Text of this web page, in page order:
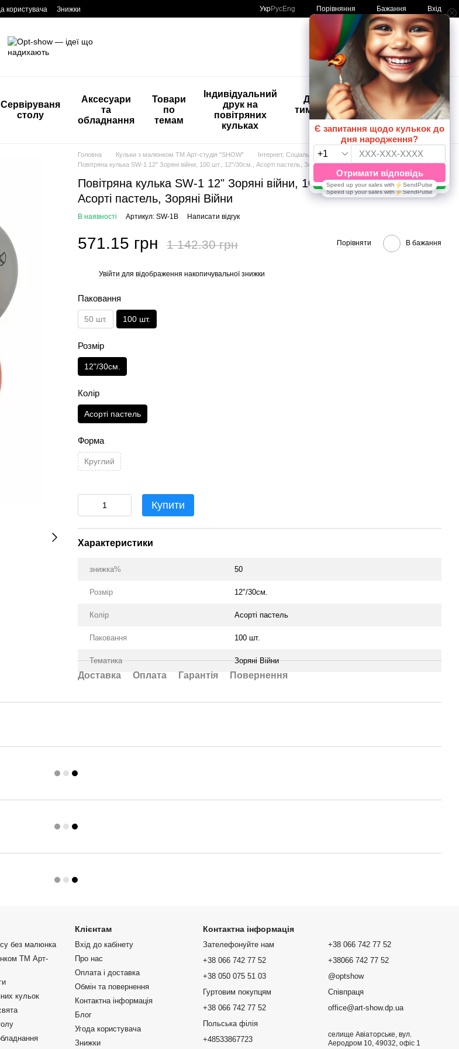
користувача Знижки УкрРусEng Порівняння Бажання Вхід
Мій кошик
Сервіруваня
столу
Аксесуари
та
обладнання
Товари
по
темам
Індивідуальний
друк на
повітряних
кульках
Дитяче
тимчасове
тату
🚨🚨🚨
Розпродаж
Кульки з
друком😀
🎈
Головна Кульки з малюнком ТМ Арт-студія "SHOW"
Інтернет, Соціальні мережі, Ігри
Повітряна кулька SW-1 12" Зоряні війни, 100 шт., 12"/30см., Асортi пастель, Зоряні Війни
Повітряна кулька SW-1 12" Зоряні війни, 100 шт., 12"/30см.,
Асортi пастель, Зоряні Війни
В наявності Артикул: SW-1B Написати відгук
571.15 грн 1 142.30 грн Порівняти В бажання
Увійти для відображення накопичувальної знижки
Паковання
50 шт. 100 шт.
Розмір
12"/30см.
Колір
Асортi пастель
Форма
Круглий
Купити
Характеристики
знижка% 50
Розмір 12"/30см.
Колір Асортi пастель
Паковання 100 шт.
Тематика Зоряні Війни
Доставка Оплата Гарантія Повернення
без малюнка
ТМ Арт-
кульок
Клієнтам
Вхід до кабінету
Про нас
Оплата і доставка
Обмін та повернення
Контактна інформація
Блог
Угода користувача
Знижки
Контактна інформація
Зателефонуйте нам
+38 066 742 77 52
+38 050 075 51 03
Гуртовим покупцям
+38 066 742 77 52
Польська філія
+48533867723
+38 066 742 77 52
+38066 742 77 52
@optshow
Співпраця
office@art-show.dp.ua
селище Авіаторське, вул.
Аеродром 10, 49032, офіс 1